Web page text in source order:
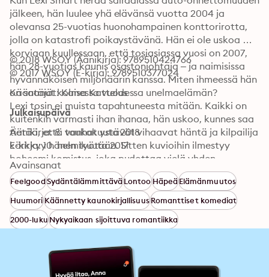
jälkeen, hän luulee yhä elävänsä vuotta 2004 ja
olevansa 25-vuotias huonohampainen konttorirotta,
jolla on katastrofi poikaystävänä. Hän ei ole uskoa
korviaan kuullessaan, että tosiasiassa vuosi on 2007,
hän 28-vuotias kaunis osastonjohtaja – ja naimisissa
hyvännäköisen miljonäärin kanssa. Miten ihmeessä hän
on saanut kolmessa vuodessa unelmaelämän?
Lexi tosin ei muista tapahtuneesta mitään. Kaikki on
kuitenkin varmasti ihan ihanaa, hän uskoo, kunnes saa
tietää, että vanhat ystävät vihaavat häntä ja kilpailija
kärkkyy hänen työtään. Sitten kuvioihin ilmestyy
boheemi komistus, joka pudottaa vielä yhden
uutispommin hänen niskaansa!
© 2018 WSOY (Äänikirja): 9789510424766
© 2017 WSOY (E-kirja): 9789510377024
Kääntäjät: Kaisa Kattelus
Julkaisupäivä
Äänikirja: 8. toukokuuta 2018
E-kirja: 10. helmikuuta 2017
Avainsanat
FeelgoodSydäntälämmittäväLontooHäpeäElämänmuutos
HuumoriKäännetty kaunokirjallisuusRomanttiset komediat
2000-lukuNykyaikaan sijoittuva romantiikka